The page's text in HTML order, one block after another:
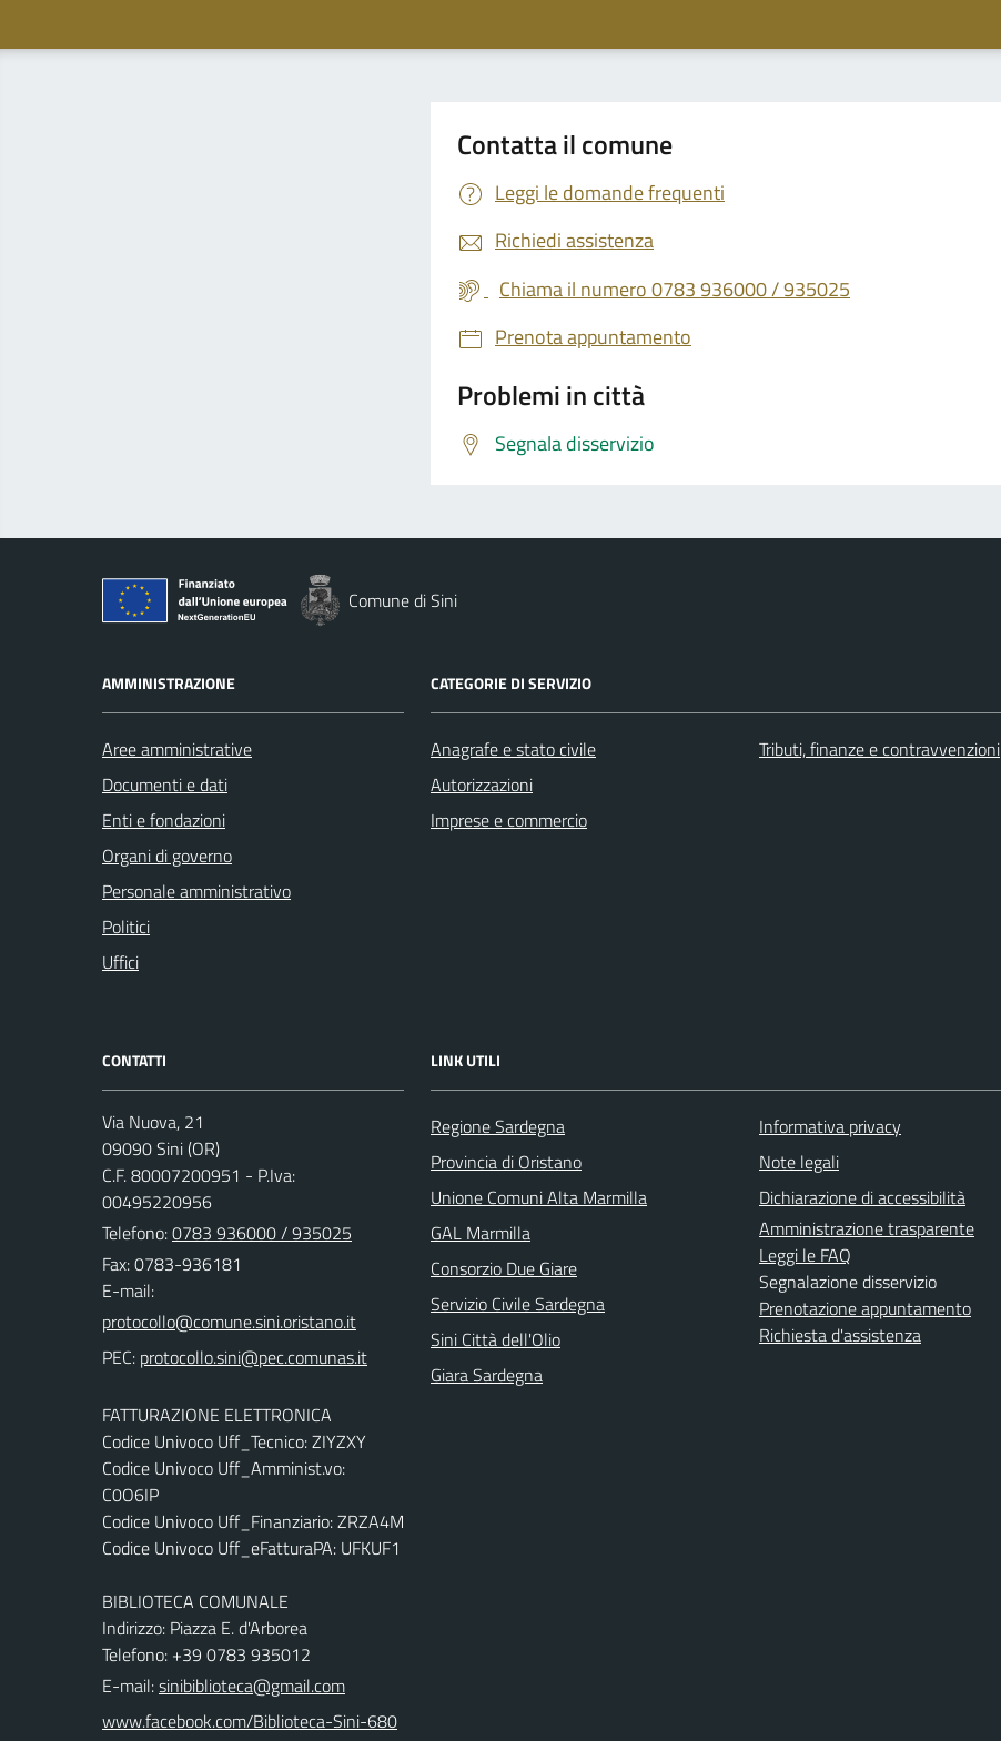
Contatta il comune
Leggi le domande frequenti
Richiedi assistenza
Chiama il numero 0783 936000 / 935025
Prenota appuntamento
Problemi in città
Segnala disservizio
Comune di Sini
AMMINISTRAZIONE
Aree amministrative
Documenti e dati
Enti e fondazioni
Organi di governo
Personale amministrativo
Politici
Uffici
CATEGORIE DI SERVIZIO
Anagrafe e stato civile
Autorizzazioni
Imprese e commercio
Tributi, finanze e contravvenzioni
CONTATTI
Via Nuova, 21
09090 Sini (OR)
C.F. 80007200951 - P.Iva:
00495220956
Telefono:0783 936000 / 935025
Fax: 0783-936181
E-mail:
PEC:
FATTURAZIONE ELETTRONICA
Codice Univoco Uff_Tecnico: ZIYZXY
Codice Univoco Uff_Amminist.vo:
C0O6IP
Codice Univoco Uff_Finanziario: ZRZA4M
Codice Univoco Uff_eFatturaPA: UFKUF1
BIBLIOTECA COMUNALE
Indirizzo: Piazza E. d'Arborea
Telefono: +39 0783 935012
E-mail:sinibiblioteca@gmail.com
www.facebook.com/Biblioteca-Sini-680
LINK UTILI
Regione Sardegna
Provincia di Oristano
Unione Comuni Alta Marmilla
GAL Marmilla
Consorzio Due Giare
Servizio Civile Sardegna
Sini Città dell'Olio
Giara Sardegna
Informativa privacy
Note legali
Dichiarazione di accessibilità
Amministrazione trasparente
Leggi le FAQ
Segnalazione disservizio
Prenotazione appuntamento
Richiesta d'assistenza